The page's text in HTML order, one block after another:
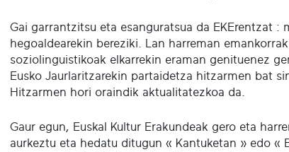
Gai garrantzitsu eta esanguratsua da EKErentzat
hegoaldearekin bereziki. Lan harreman
soziolinguistikoak elkarrekin eraman genituenez
Eusko Jaurlaritzarekin partaidetza hitzarmen bat
Hitzarmen hori oraindik aktualitatezkoa da.
Gaur egun, Euskal Kultur Erakundeak gero eta
aurkeztu eta hedatu ditugun « Kantuketan » edo «